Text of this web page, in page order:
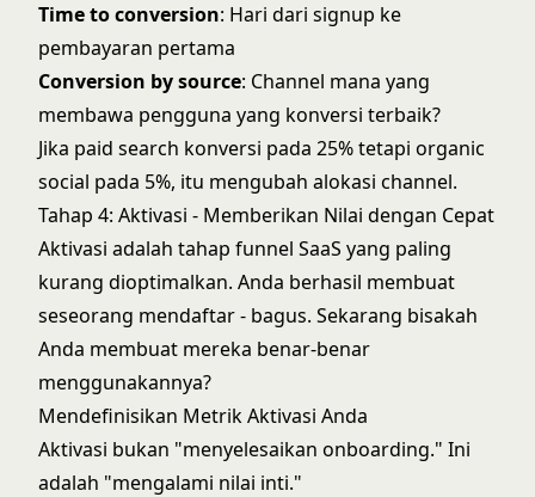
Time to conversion: Hari dari signup ke
pembayaran pertama
Conversion by source: Channel mana yang
membawa pengguna yang konversi terbaik?
Jika paid search konversi pada 25% tetapi organic
social pada 5%, itu mengubah alokasi channel.
Tahap 4: Aktivasi - Memberikan Nilai dengan Cepat
Aktivasi adalah tahap funnel SaaS yang paling
kurang dioptimalkan. Anda berhasil membuat
seseorang mendaftar - bagus. Sekarang bisakah
Anda membuat mereka benar-benar
menggunakannya?
Mendefinisikan Metrik Aktivasi Anda
Aktivasi bukan "menyelesaikan onboarding." Ini
adalah "mengalami nilai inti."